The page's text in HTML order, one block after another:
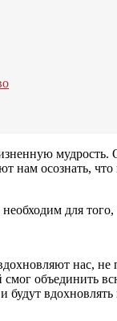
осознать,
для
нас,
будут